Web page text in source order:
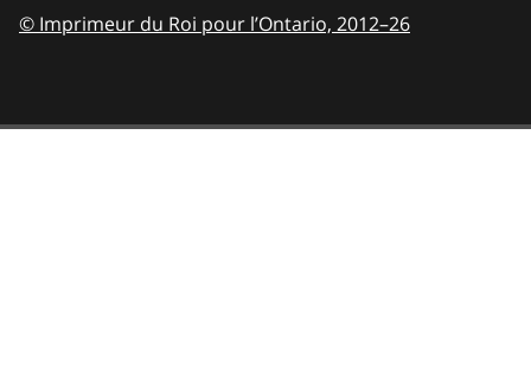
© Imprimeur du Roi pour l’Ontario, 2012–26